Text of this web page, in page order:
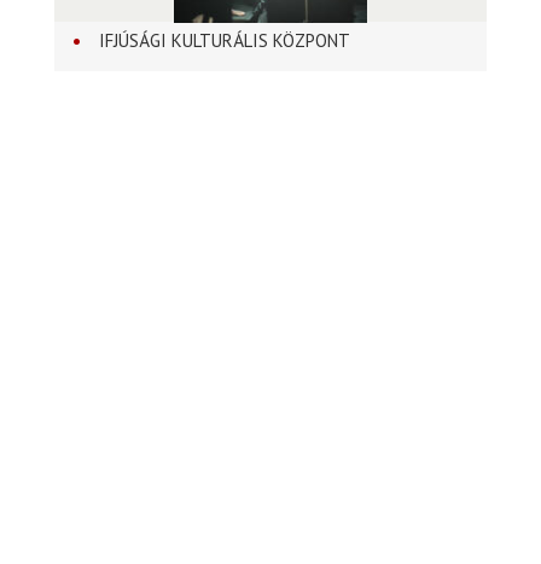
IFJÚSÁGI KULTURÁLIS KÖZPONT